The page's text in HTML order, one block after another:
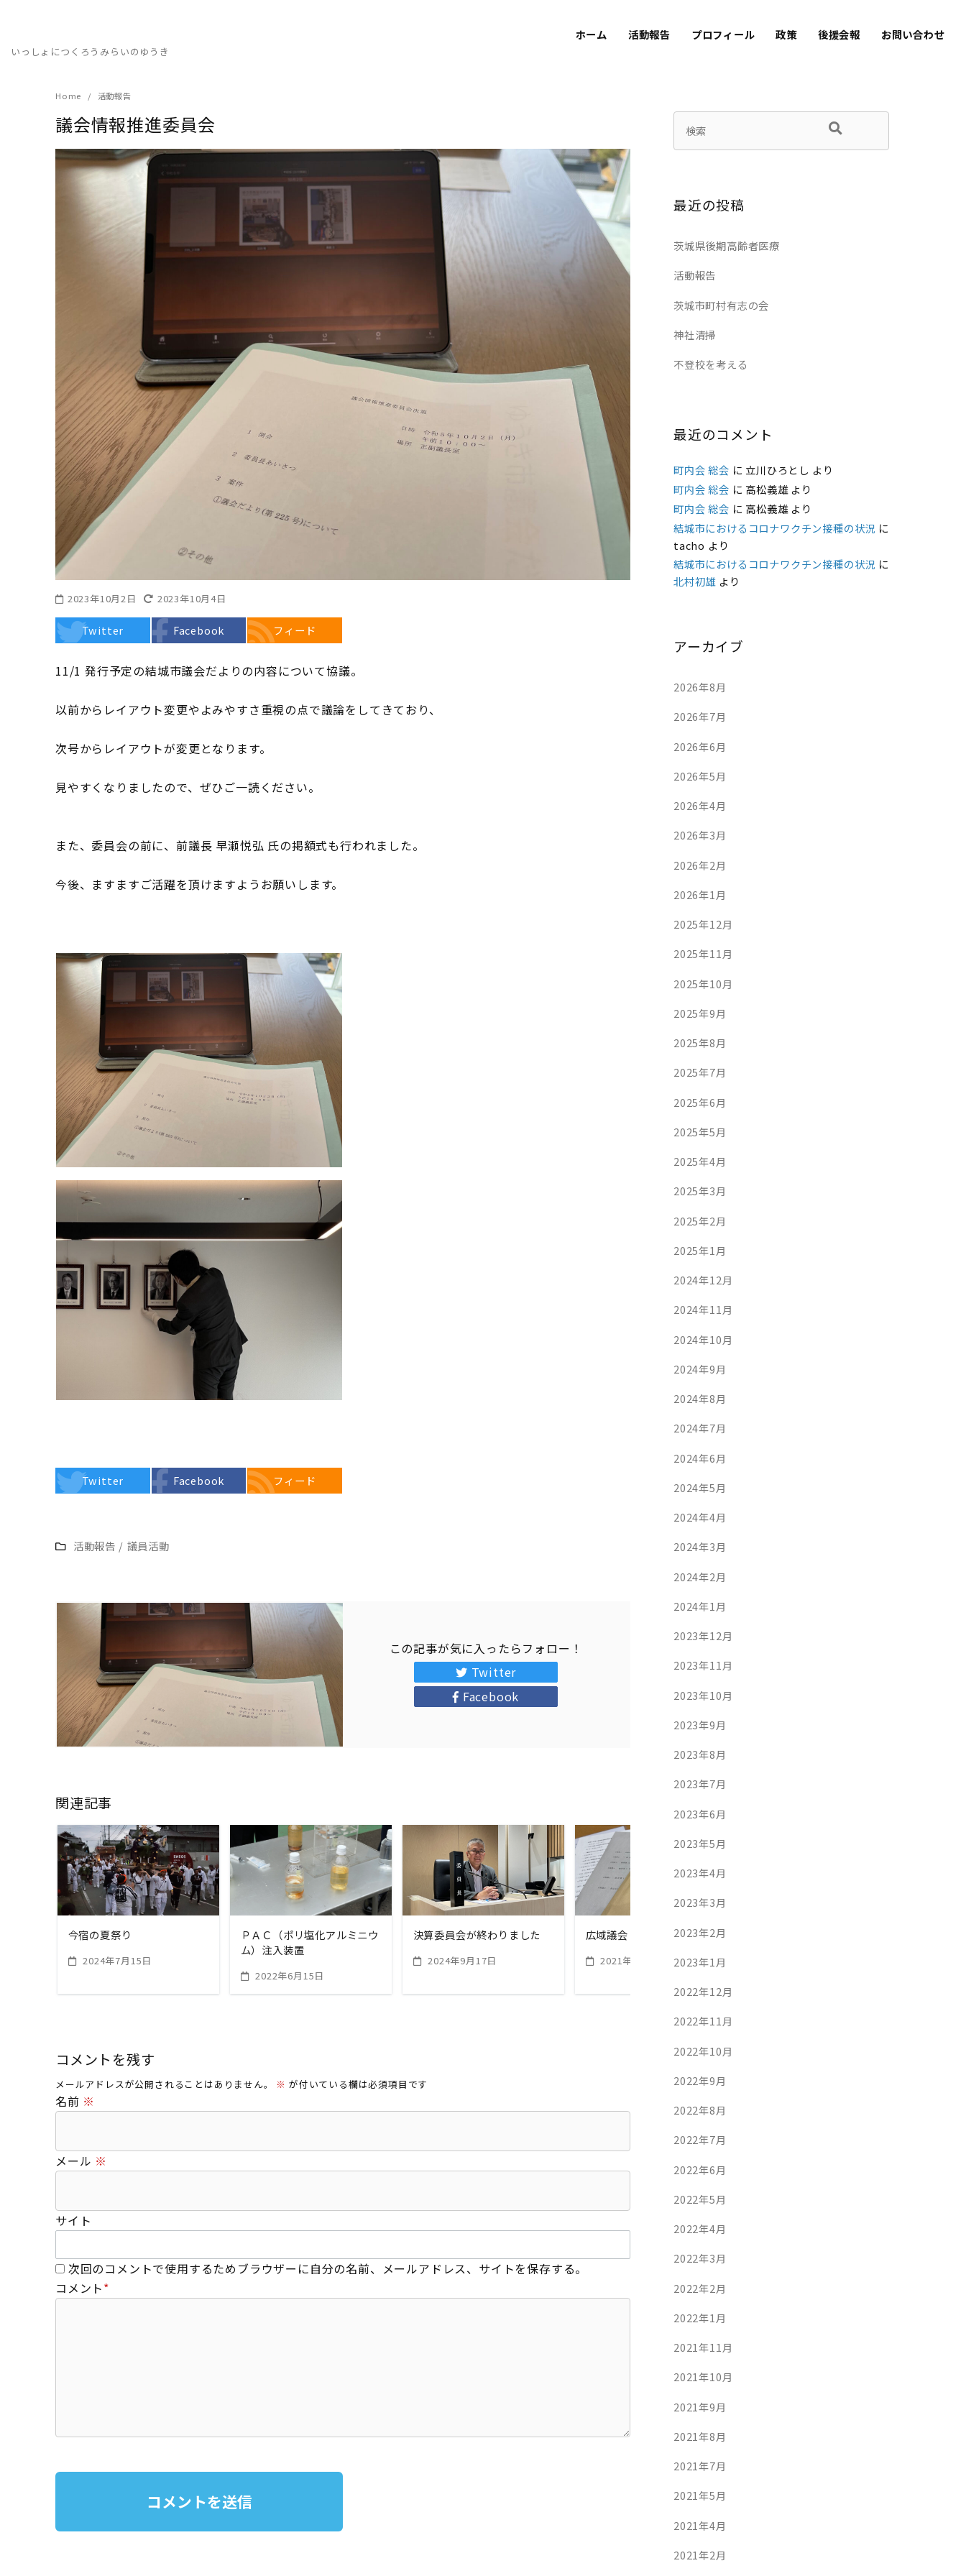
content
いっしょにつくろうみらいのゆうき
ホーム 活動報告 プロフィール 政策 後援会報 お問い合わせ
Home 活動報告
議会情報推進委員会
2023年10月2日 2023年10月4日
Twitter Facebook フィード
11/1 発行予定の結城市議会だよりの内容について協議。
以前からレイアウト変更やよみやすさ重視の点で議論をしてきており、
次号からレイアウトが変更となります。
見やすくなりましたので、ぜひご一読ください。
また、委員会の前に、前議長 早瀬悦弘 氏の掲額式も行われました。
今後、ますますご活躍を頂けますようお願いします。
Twitter Facebook フィード
活動報告 / 議員活動
この記事が気に入ったらフォロー！
Twitter
Facebook
関連記事
READ MORE
今宿の夏祭り
2024年7月15日
READ MORE
ＰＡＣ（ポリ塩化アルミニウ
ム）注入装置
2022年6月15日
READ MORE
決算委員会が終わりました
2024年9月17日
READ MORE
広域議会
2021年11月16日
コメントを残す
メールアドレスが公開されることはありません。 ※ が付いている欄は必須項目です
名前 ※
メール ※
サイト
次回のコメントで使用するためブラウザーに自分の名前、メールアドレス、サイトを保存する。
コメント*
最近の投稿
茨城県後期高齢者医療
活動報告
茨城市町村有志の会
神社清掃
不登校を考える
最近のコメント
町内会 総会 に 立川ひろとし より
町内会 総会 に 高松義雄より
町内会 総会 に 高松義雄より
結城市におけるコロナワクチン接種の状況 に
tacho より
結城市におけるコロナワクチン接種の状況 に
北村初雄 より
アーカイブ
2026年8月
2026年7月
2026年6月
2026年5月
2026年4月
2026年3月
2026年2月
2026年1月
2025年12月
2025年11月
2025年10月
2025年9月
2025年8月
2025年7月
2025年6月
2025年5月
2025年4月
2025年3月
2025年2月
2025年1月
2024年12月
2024年11月
2024年10月
2024年9月
2024年8月
2024年7月
2024年6月
2024年5月
2024年4月
2024年3月
2024年2月
2024年1月
2023年12月
2023年11月
2023年10月
2023年9月
2023年8月
2023年7月
2023年6月
2023年5月
2023年4月
2023年3月
2023年2月
2023年1月
2022年12月
2022年11月
2022年10月
2022年9月
2022年8月
2022年7月
2022年6月
2022年5月
2022年4月
2022年3月
2022年2月
2022年1月
2021年11月
2021年10月
2021年9月
2021年8月
2021年7月
2021年5月
2021年4月
2021年2月